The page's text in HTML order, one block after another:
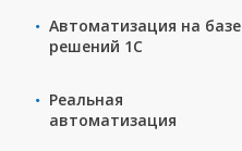
Автоматизация на базе
решений 1С
Реальная
автоматизация